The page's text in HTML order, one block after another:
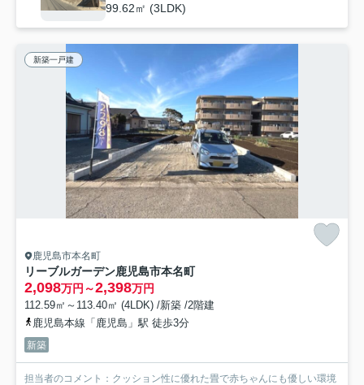
99.62㎡ (3LDK)
新築一戸建
鹿児島市本名町
リーブルガーデン鹿児島市本名町
2,098万円～2,398万円
112.59㎡～113.40㎡ (4LDK) /新築 /2階建
鹿児島本線「鹿児島」駅 徒歩3分
新築
担当者のコメント：クッション性に優れた畳で赤ちゃんにも優しい環境